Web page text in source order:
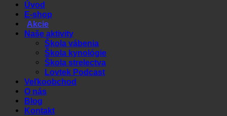
Úvod
E-shop
Akcie
Naše aktivity
Škola vábenia
Škola kynológie
Škola strelectva
Lovtek Podcast
Veľkoobchod
O nás
Blog
Kontakt